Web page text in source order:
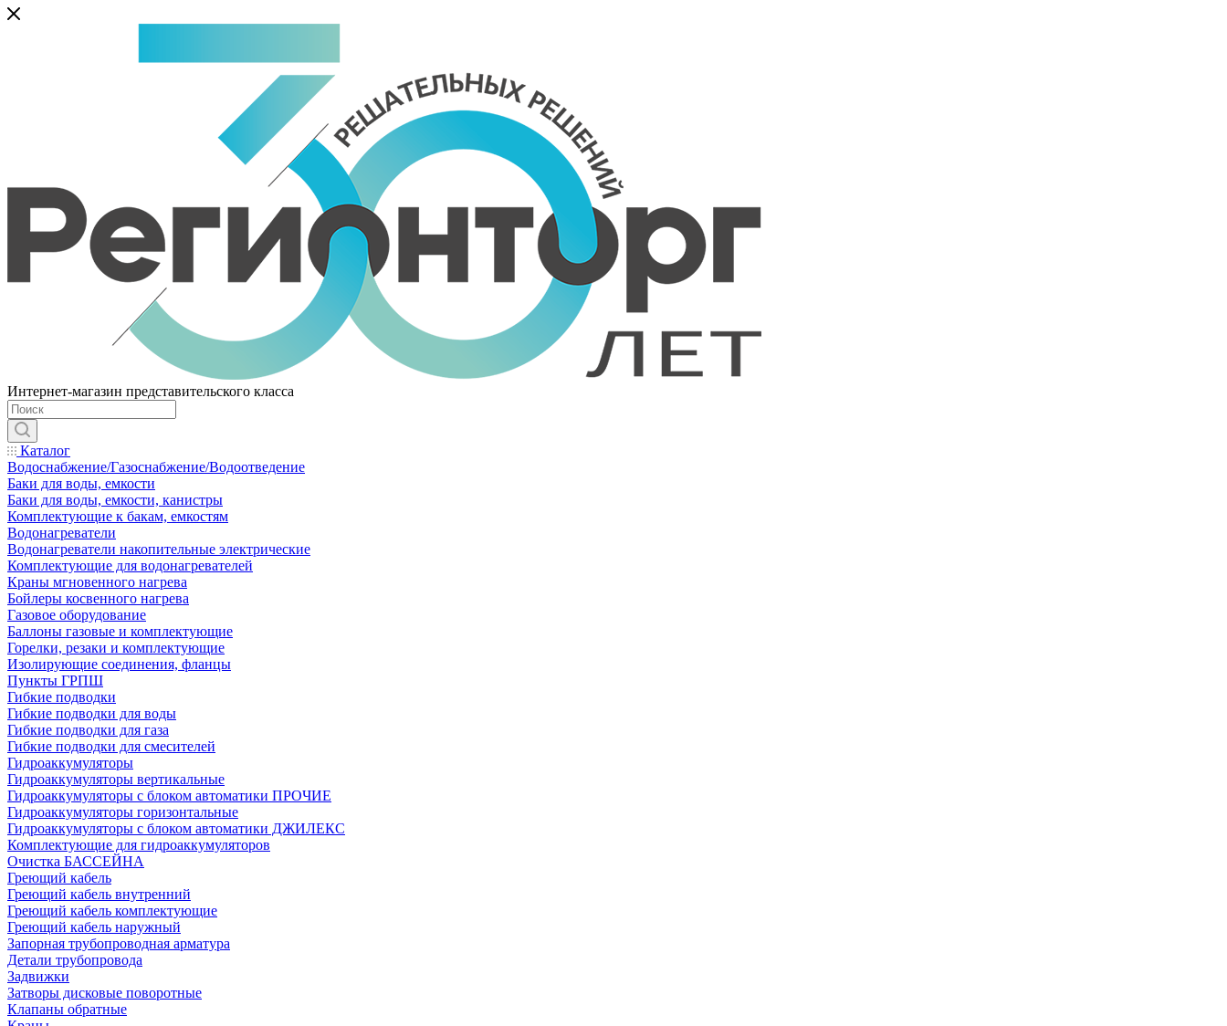
Интернет-магазин представительского класса
Каталог
Водоснабжение/Газоснабжение/Водоотведение
Баки для воды, емкости
Баки для воды, емкости, канистры
Комплектующие к бакам, емкостям
Водонагреватели
Водонагреватели накопительные электрические
Комплектующие для водонагревателей
Краны мгновенного нагрева
Бойлеры косвенного нагрева
Газовое оборудование
Баллоны газовые и комплектующие
Горелки, резаки и комплектующие
Изолирующие соединения, фланцы
Пункты ГРПШ
Гибкие подводки
Гибкие подводки для воды
Гибкие подводки для газа
Гибкие подводки для смесителей
Гидроаккумуляторы
Гидроаккумуляторы вертикальные
Гидроаккумуляторы с блоком автоматики ПРОЧИЕ
Гидроаккумуляторы горизонтальные
Гидроаккумуляторы с блоком автоматики ДЖИЛЕКС
Комплектующие для гидроаккумуляторов
Очистка БАССЕЙНА
Греющий кабель
Греющий кабель внутренний
Греющий кабель комплектующие
Греющий кабель наружный
Запорная трубопроводная арматура
Детали трубопровода
Задвижки
Затворы дисковые поворотные
Клапаны обратные